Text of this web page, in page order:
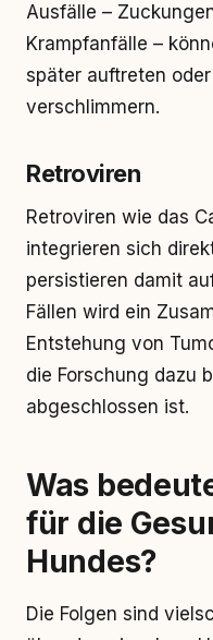
Ausfälle –
Krampfanfälle –
später auftreten
verschlimmern.
Retroviren
Retroviren wie das
integrieren sich
persistieren damit
Fällen wird ein
Entstehung von
die Forschung dazu
abgeschlossen ist.
Was
für die
Hundes?
Die Folgen sind